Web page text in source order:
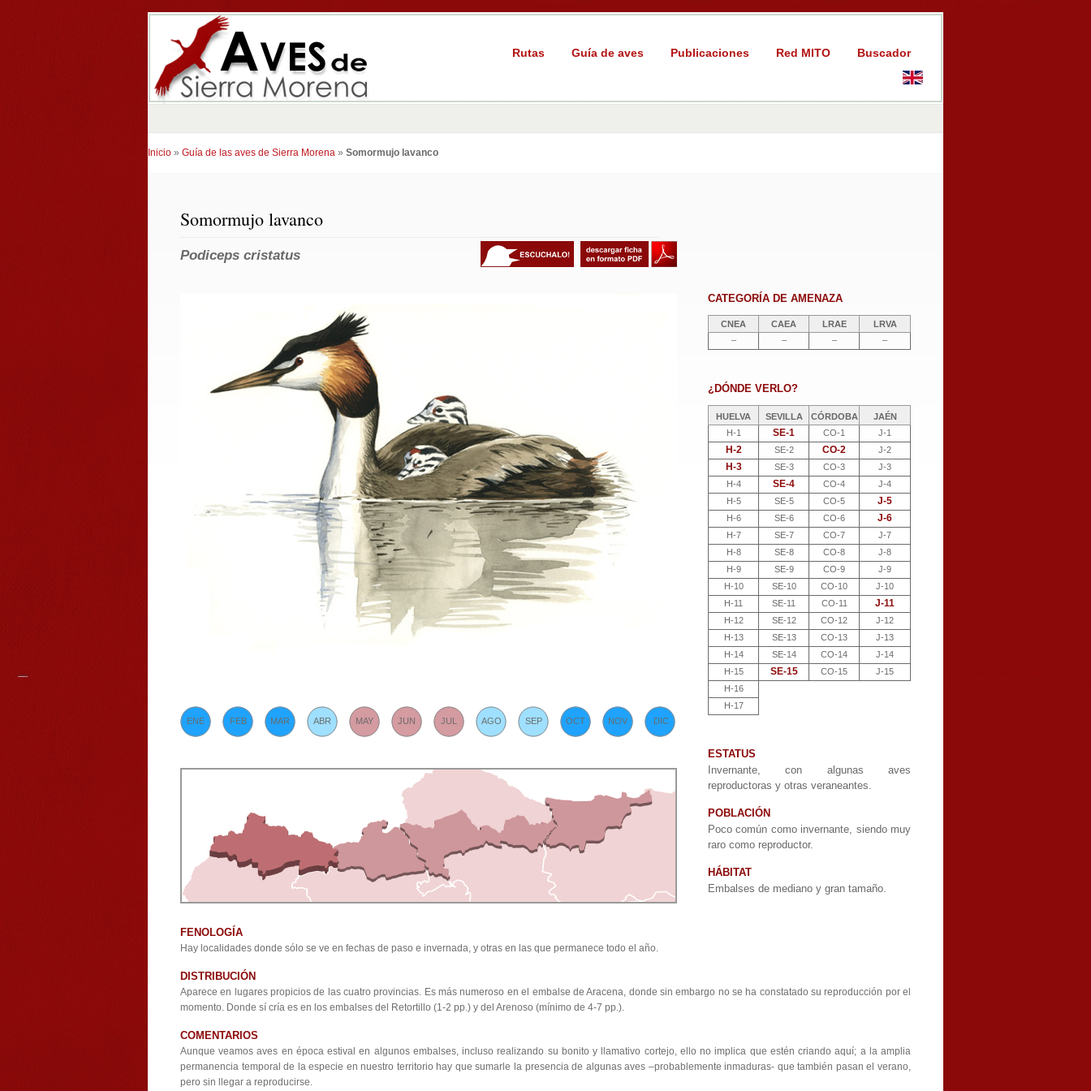
Rutas Guía de aves Publicaciones Red MITO Buscador
Inicio » Guía de las aves de Sierra Morena » Somormujo lavanco
Somormujo lavanco
Podiceps cristatus
ENE FEB MAR ABR MAY JUN JUL AGO SEP OCT NOV DIC
CATEGORÍA DE AMENAZA
CNEA CAEA LRAE
LRVA
–
– – –
¿DÓNDE VERLO?
HUELVA SEVILLA CÓRDOBA
JAÉN
H-1
SE-1 CO-1 J-1
H-2 SE-2 CO-2 J-2
H-3 SE-3 CO-3
J-3
H-4
SE-4 CO-4
J-4
H-5
SE-5 CO-5 J-5
H-6 SE-6 CO-6 J-6
H-7 SE-7 CO-7
J-7
H-8
SE-8 CO-8
J-8
H-9
SE-9 CO-9
J-9
H-10
SE-10 CO-10
J-10
H-11
SE-11 CO-11 J-11
H-12 SE-12 CO-12
J-12
H-13
SE-13 CO-13
J-13
H-14
SE-14 CO-14
J-14
H-15
SE-15 CO-15
J-15
H-16
H-17
ESTATUS
Invernante, con algunas aves
reproductoras y otras veraneantes.
POBLACIÓN
Poco común como invernante, siendo muy
raro como reproductor.
HÁBITAT
Embalses de mediano y gran tamaño.
FENOLOGÍA
Hay localidades donde sólo se ve en fechas de paso e invernada, y otras en las que permanece todo el año.
DISTRIBUCIÓN
Aparece en lugares propicios de las cuatro provincias. Es más numeroso en el embalse de Aracena, donde sin embargo no se ha constatado su reproducción por el
momento. Donde sí cría es en los embalses del Retortillo (1-2 pp.) y del Arenoso (mínimo de 4-7 pp.).
COMENTARIOS
Aunque veamos aves en época estival en algunos embalses, incluso realizando su bonito y llamativo cortejo, ello no implica que estén criando aquí; a la amplia
permanencia temporal de la especie en nuestro territorio hay que sumarle la presencia de algunas aves –probablemente inmaduras- que también pasan el verano,
pero sin llegar a reproducirse.